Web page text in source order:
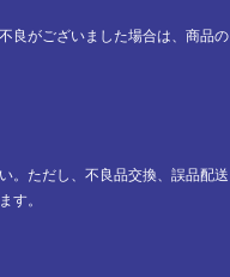
良がございました場合は、商品の
。ただし、不良品交換、誤品配送
す。